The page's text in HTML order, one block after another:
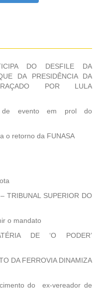
DO DESFILE DA
DA PRESIDÊNCIA DA
POR LULA
de evento em prol do
o retorno da FUNASA
TRIBUNAL SUPERIOR DO
o mandato
DE ‘O PODER’
DA FERROVIA DINAMIZA
do ex-vereador de